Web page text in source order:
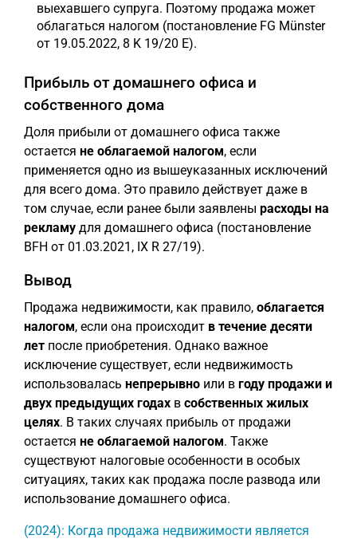
выехавшего супруга. Поэтому продажа может
облагаться налогом (постановление FG Münster
от 19.05.2022, 8 K 19/20 E).
Прибыль от домашнего офиса и
собственного дома
Доля прибыли от домашнего офиса также
остается не облагаемой налогом, если
применяется одно из вышеуказанных исключений
для всего дома. Это правило действует даже в
том случае, если ранее были заявлены расходы на
рекламу для домашнего офиса (постановление
BFH от 01.03.2021, IX R 27/19).
Вывод
Продажа недвижимости, как правило, облагается
налогом, если она происходит в течение десяти
лет после приобретения. Однако важное
исключение существует, если недвижимость
использовалась непрерывно или в году продажи и
двух предыдущих годах в собственных жилых
целях. В таких случаях прибыль от продажи
остается не облагаемой налогом. Также
существуют налоговые особенности в особых
ситуациях, таких как продажа после развода или
использование домашнего офиса.
(2024): Когда продажа недвижимости является